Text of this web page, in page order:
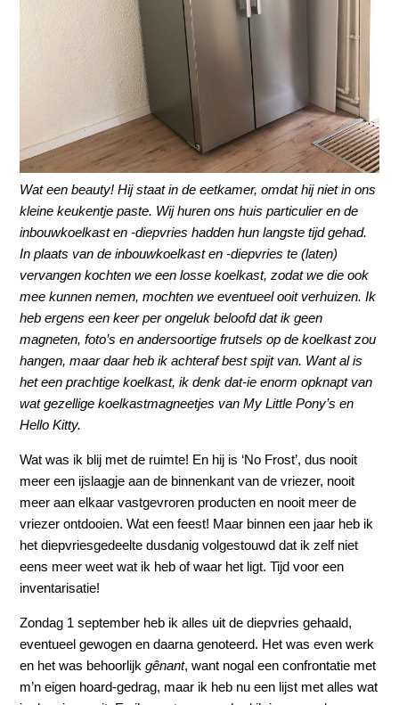
Wat een beauty! Hij staat in de eetkamer, omdat hij niet in ons
kleine keukentje paste. Wij huren ons huis particulier en de
inbouwkoelkast en -diepvries hadden hun langste tijd gehad.
In plaats van de inbouwkoelkast en -diepvries te (laten)
vervangen kochten we een losse koelkast, zodat we die ook
mee kunnen nemen, mochten we eventueel ooit verhuizen. Ik
heb ergens een keer per ongeluk beloofd dat ik geen
magneten, foto’s en andersoortige frutsels op de koelkast zou
hangen, maar daar heb ik achteraf best spijt van. Want al is
het een prachtige koelkast, ik denk dat-ie enorm opknapt van
wat gezellige koelkastmagneetjes van My Little Pony’s en
Hello Kitty.
Wat was ik blij met de ruimte! En hij is ‘No Frost’, dus nooit
meer een ijslaagje aan de binnenkant van de vriezer, nooit
meer aan elkaar vastgevroren producten en nooit meer de
vriezer ontdooien. Wat een feest! Maar binnen een jaar heb ik
het diepvriesgedeelte dusdanig volgestouwd dat ik zelf niet
eens meer weet wat ik heb of waar het ligt. Tijd voor een
inventarisatie!
Zondag 1 september heb ik alles uit de diepvries gehaald,
eventueel gewogen en daarna genoteerd. Het was even werk
en het was behoorlijkgênant, want nogal een confrontatie met
m’n eigen hoard-gedrag, maar ik heb nu een lijst met alles wat